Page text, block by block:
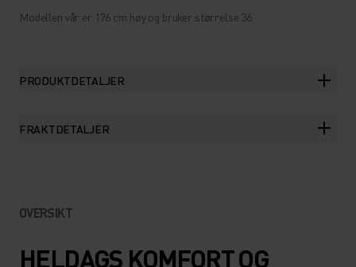
Modellen vår er 176 cm høy og bruker størrelse 36.
PRODUKTDETALJER
FRAKTDETALJER
OVERSIKT
HELDAGS KOMFORT OG